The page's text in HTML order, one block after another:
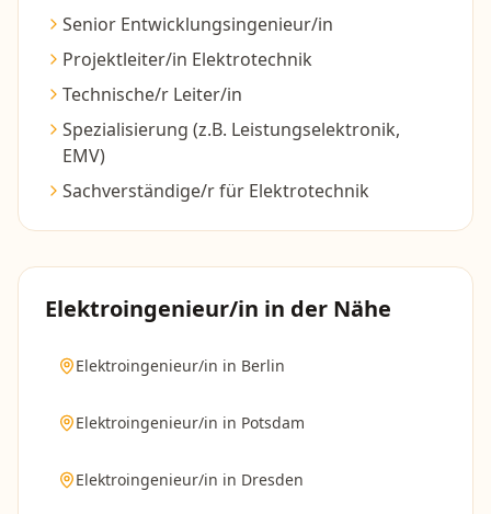
Senior Entwicklungsingenieur/in
Projektleiter/in Elektrotechnik
Technische/r Leiter/in
Spezialisierung (z.B. Leistungselektronik,
EMV)
Sachverständige/r für Elektrotechnik
Elektroingenieur/in in der Nähe
Elektroingenieur/in in Berlin
Elektroingenieur/in in Potsdam
Elektroingenieur/in in Dresden